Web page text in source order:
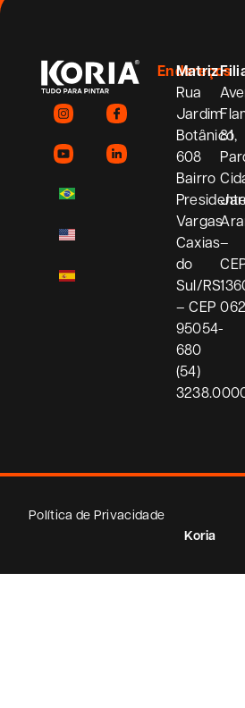
Endereços
Matriz
Rua
Jardim
Botânico,
608
Bairro
Vargas
Caxias
do
Sul/RS
– CEP
95054-
680
(54)
81
–
062
Política de Privacidade
Koria